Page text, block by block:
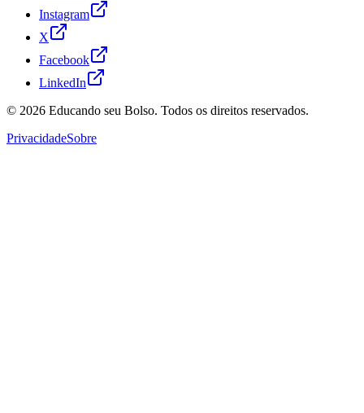
Instagram
X
Facebook
LinkedIn
© 2026 Educando seu Bolso. Todos os direitos reservados.
PrivacidadeSobre